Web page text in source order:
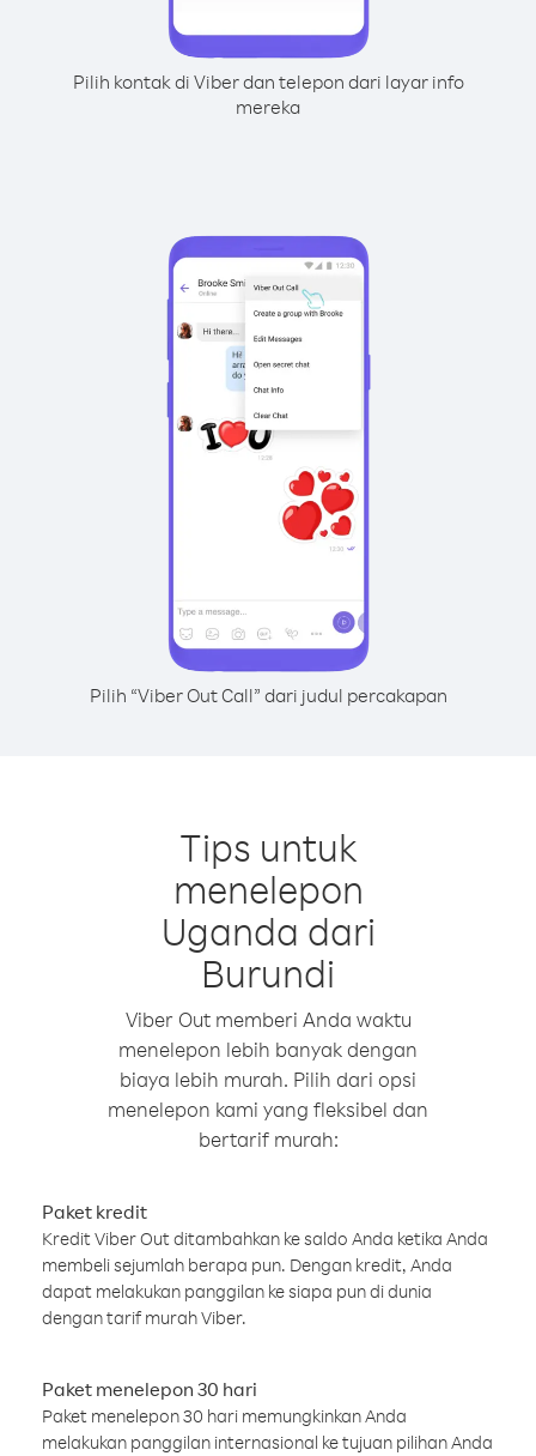
Pilih kontak di Viber dan telepon dari layar info
mereka
Pilih “Viber Out Call” dari judul percakapan
Tips untuk
menelepon
Uganda dari
Burundi
Viber Out memberi Anda waktu
menelepon lebih banyak dengan
biaya lebih murah. Pilih dari opsi
menelepon kami yang fleksibel dan
bertarif murah:
Paket kredit
Kredit Viber Out ditambahkan ke saldo Anda ketika Anda
membeli sejumlah berapa pun. Dengan kredit, Anda
dapat melakukan panggilan ke siapa pun di dunia
dengan tarif murah Viber.
Paket menelepon 30 hari
Paket menelepon 30 hari memungkinkan Anda
melakukan panggilan internasional ke tujuan pilihan Anda